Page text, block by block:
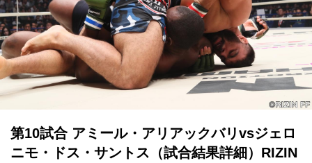
第10試合 アミール・アリアックバリvsジェロ
ニモ・ドス・サントス（試合結果詳細）RIZIN